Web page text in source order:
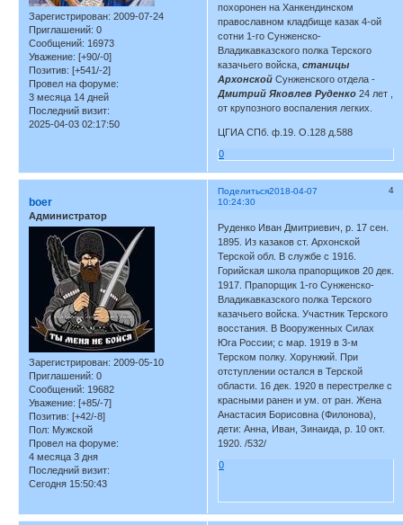
Зарегистрирован: 2009-07-24
Приглашений: 0
Сообщений: 16973
Уважение: [+90/-0]
Позитив: [+541/-2]
Провел на форуме:
3 месяца 14 дней
Последний визит:
2025-04-03 02:17:50
похоронен на Ханкендинском
православном кладбище казак 4-ой
сотни 1-го Сунженско-
Владикавказского полка Терского
казачьего войска,станицы
Архонской Сунженского отдела -
Дмитрий Яковлев Руденко 24 лет ,
от крупозного воспаления легких.
ЦГИА СПб. ф.19. О.128 д.588
0
Поделиться 4
2018-04-07
10:24:30
boer
Администратор
Зарегистрирован: 2009-05-10
Приглашений: 0
Сообщений: 19682
Уважение: [+85/-7]
Позитив: [+42/-8]
Пол: Мужской
Провел на форуме:
4 месяца 3 дня
Последний визит:
Сегодня 15:50:43
Руденко Иван Дмитриевич, р. 17 сен.
1895. Из казаков ст. Архонской
Терской обл. В службе с 1916.
Горийская школа прапорщиков 20 дек.
1917. Прапорщик 1-го Сунженско-
Владикавказского полка Терского
казачьего войска. Участник Терского
восстания. В Вооруженных Силах
Юга России; с мар. 1919 в 3-м
Терском полку. Хорунжий. При
отступлении остался в Терской
области. 16 дек. 1920 в перестрелке с
красными ранен и ум. от ран. Жена
Анастасия Борисовна (Филонова),
дети: Анна, Иван, Зинаида, р. 10 окт.
1920. /532/
0